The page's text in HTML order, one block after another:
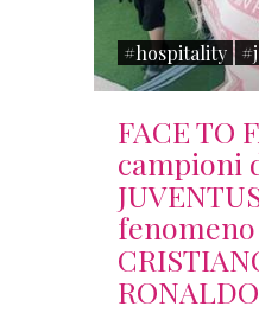
#hospitality
FACE TO
campioni
fenomeno
RONALDO